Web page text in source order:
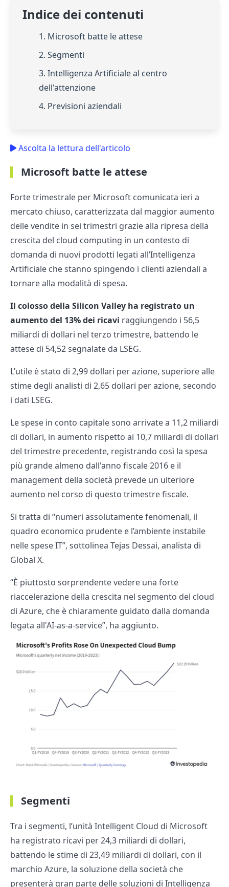
Indice dei contenuti
1. Microsoft batte le attese
2. Segmenti
3. Intelligenza Artificiale al centro
dell'attenzione
4. Previsioni aziendali
Ascolta la lettura dell'articolo
Microsoft batte le attese
Forte trimestrale per Microsoft comunicata ieri a
mercato chiuso, caratterizzata dal maggior aumento
delle vendite in sei trimestri grazie alla ripresa della
crescita del cloud computing in un contesto di
domanda di nuovi prodotti legati all’Intelligenza
Artificiale che stanno spingendo i clienti aziendali a
tornare alla modalità di spesa.
Il colosso della Silicon Valley ha registrato un
aumento del 13% dei ricavi raggiungendo i 56,5
miliardi di dollari nel terzo trimestre, battendo le
attese di 54,52 segnalate da LSEG.
L’utile è stato di 2,99 dollari per azione, superiore alle
stime degli analisti di 2,65 dollari per azione, secondo
i dati LSEG.
Le spese in conto capitale sono arrivate a 11,2 miliardi
di dollari, in aumento rispetto ai 10,7 miliardi di dollari
del trimestre precedente, registrando così la spesa
più grande almeno dall'anno fiscale 2016 e il
management della società prevede un ulteriore
aumento nel corso di questo trimestre fiscale.
Si tratta di “numeri assolutamente fenomenali, il
quadro economico prudente e l’ambiente instabile
nelle spese IT”, sottolinea Tejas Dessai, analista di
Global X.
“È piuttosto sorprendente vedere una forte
riaccelerazione della crescita nel segmento del cloud
di Azure, che è chiaramente guidato dalla domanda
legata all'AI-as-a-service”, ha aggiunto.
Segmenti
Tra i segmenti, l’unità Intelligent Cloud di Microsoft
ha registrato ricavi per 24,3 miliardi di dollari,
battendo le stime di 23,49 miliardi di dollari, con il
marchio Azure, la soluzione della società che
presenterà gran parte delle soluzioni di Intelligenza